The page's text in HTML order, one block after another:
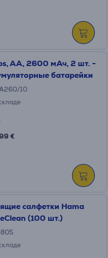
AA, 2600 мАч, 2 шт. -
батарейки
10
€
салфетки Hama
(100 шт.)